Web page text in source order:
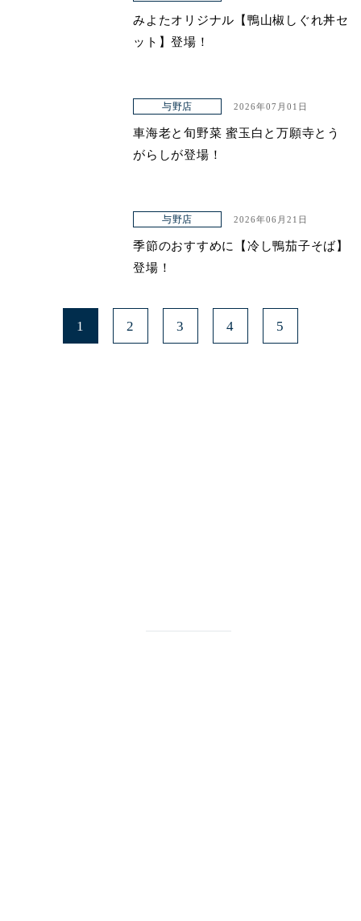
みよたオリジナル【鴨山椒しぐれ丼セ
ット】登場！
与野店 2026年07月01日
車海老と旬野菜 蜜玉白と万願寺とう
がらしが登場！
与野店 2026年06月21日
季節のおすすめに【冷し鴨茄子そば】
登場！
1 2 3 4 5